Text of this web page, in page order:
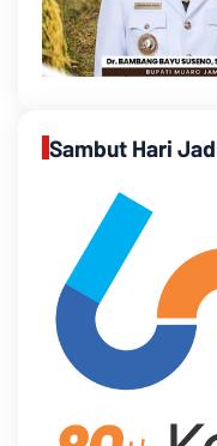
Sambut Hari